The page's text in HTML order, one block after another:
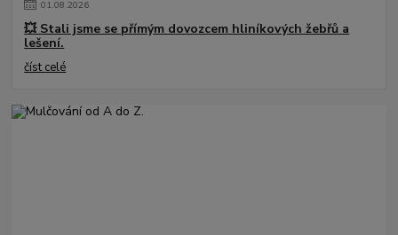
01.08.2026
💥 Stali jsme se přímým dovozcem hliníkových žebřů a
lešení.
číst celé